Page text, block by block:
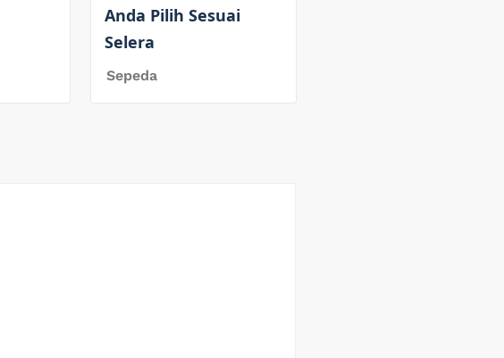
Anda Pilih Sesuai
Selera
Sepeda